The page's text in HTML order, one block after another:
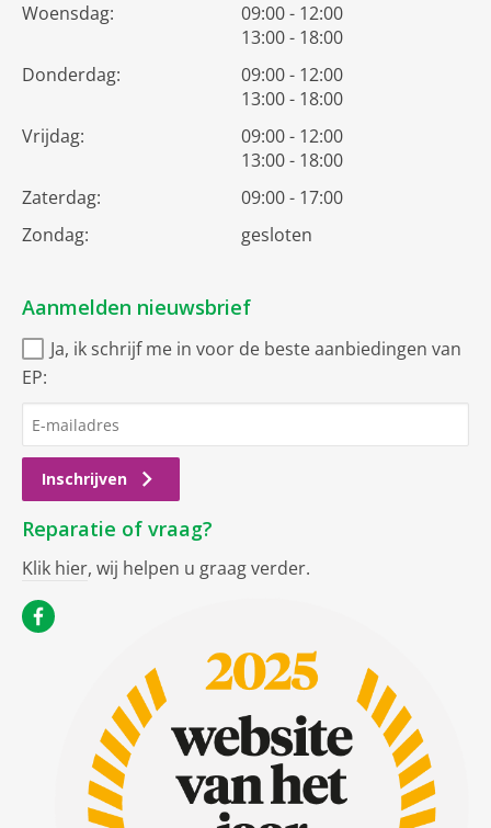
Woensdag:
09:00 - 12:00
13:00 - 18:00
Donderdag:
09:00 - 12:00
13:00 - 18:00
Vrijdag:
09:00 - 12:00
13:00 - 18:00
Zaterdag:
09:00 - 17:00
Zondag:
gesloten
Aanmelden nieuwsbrief
Ja, ik schrijf me in voor de beste aanbiedingen van
EP:
Inschrijven
Reparatie of vraag?
Klik hier, wij helpen u graag verder.